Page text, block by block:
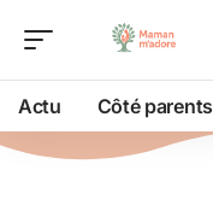
Actu Côté parents